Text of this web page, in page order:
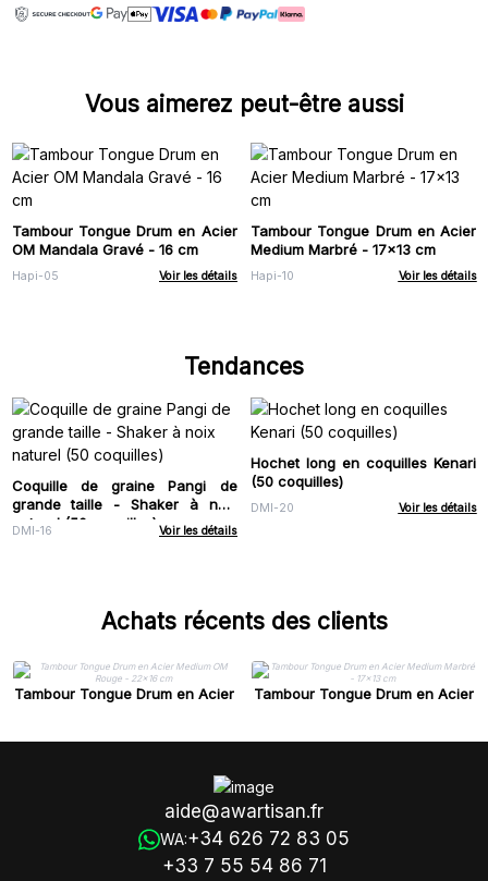
Vous aimerez peut-être aussi
Tambour Tongue Drum en Acier
OM Mandala Gravé - 16 cm
Hapi-05 Voir les détails
Tambour Tongue Drum en Acier
Medium Marbré - 17x13 cm
Hapi-10 Voir les détails
Tendances
Coquille de graine Pangi de
grande taille - Shaker à noix
naturel (50 coquilles)
DMI-16 Voir les détails
Hochet long en coquilles Kenari
(50 coquilles)
DMI-20 Voir les détails
Achats récents des clients
Tambour Tongue Drum en Acier
Tambour Tongue Drum en Acier
aide@awartisan.fr
WA:+34 626 72 83 05
+33 7 55 54 86 71